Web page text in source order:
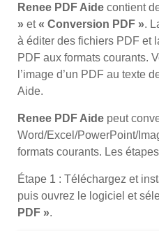
Renee PDF Aide contient
» et« Conversion PDF ».
à éditer des fichiers PDF et
PDF aux formats courants.
l’image d’un PDF au texte
Aide.
Renee PDF Aide peut
Word/Excel/PowerPoint/
formats courants. Les
Étape 1 : Téléchargez et
puis ouvrez le logiciel et
PDF ».